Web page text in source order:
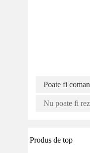
Poate fi
Nu poate fi
Produs de top